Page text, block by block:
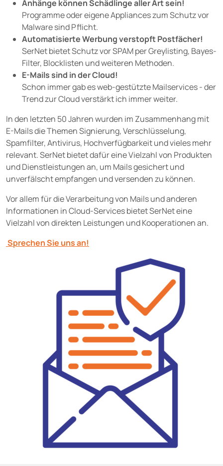
Anhänge können Schädlinge aller Art sein!
Programme oder eigene Appliances zum Schutz vor
Malware sind Pflicht.
Automatisierte Werbung verstopft Postfächer!
SerNet bietet Schutz vor SPAM per Greylisting, Bayes-
Filter, Blocklisten und weiteren Methoden.
E-Mails sind in der Cloud!
Schon immer gab es web-gestützte Mailservices - der
Trend zur Cloud verstärkt ich immer weiter.
In den letzten 50 Jahren wurden im Zusammenhang mit
E-Mails die Themen Signierung, Verschlüsselung,
Spamfilter, Antivirus, Hochverfügbarkeit und vieles mehr
relevant. SerNet bietet dafür eine Vielzahl von Produkten
und Dienstleistungen an, um Mails gesichert und
unverfälscht empfangen und versenden zu können.
Vor allem für die Verarbeitung von Mails und anderen
Informationen in Cloud-Services bietet SerNet eine
Vielzahl von direkten Leistungen und Kooperationen an.
Sprechen Sie uns an!